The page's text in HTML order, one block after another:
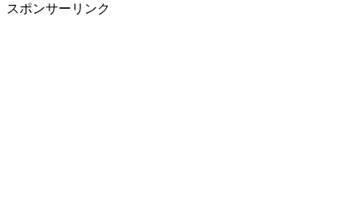
スポンサーリンク